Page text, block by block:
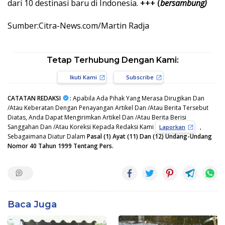
dari 10 destinasi baru di Indonesia. +++ (bersambung)
Sumber:Citra-News.com/Martin Radja
Tetap Terhubung Dengan Kami:
Ikuti Kami Subscribe
CATATAN REDAKSI : Apabila Ada Pihak Yang Merasa Dirugikan Dan
/Atau Keberatan Dengan Penayangan Artikel Dan /Atau Berita Tersebut
Diatas, Anda Dapat Mengirimkan Artikel Dan /Atau Berita Berisi
Sanggahan Dan /Atau Koreksi Kepada Redaksi Kami
Laporkan
,
Sebagaimana Diatur Dalam Pasal (1) Ayat (11) Dan (12) Undang-Undang
Nomor 40 Tahun 1999 Tentang Pers.
Baca Juga